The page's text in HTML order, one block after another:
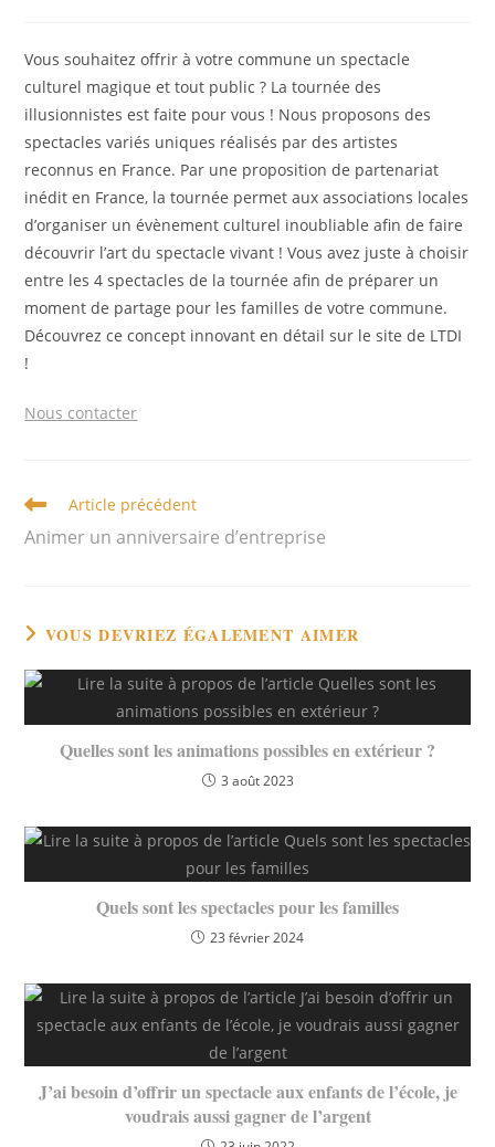
publication :
Vous souhaitez offrir à votre commune un spectacle
culturel magique et tout public ? La tournée des
illusionnistes est faite pour vous ! Nous proposons des
spectacles variés uniques réalisés par des artistes
reconnus en France. Par une proposition de partenariat
inédit en France, la tournée permet aux associations locales
d’organiser un évènement culturel inoubliable afin de faire
découvrir l’art du spectacle vivant ! Vous avez juste à choisir
entre les 4 spectacles de la tournée afin de préparer un
moment de partage pour les familles de votre commune.
Découvrez ce concept innovant en détail sur le site de LTDI
!
Nous contacter
Read
articles
Article précédent
Animer un anniversaire d’entreprise
VOUS DEVRIEZ ÉGALEMENT AIMER
Quelles sont les animations possibles en extérieur ?
3 août 2023
Quels sont les spectacles pour les familles
23 février 2024
J’ai besoin d’offrir un spectacle aux enfants de l’école, je
voudrais aussi gagner de l’argent